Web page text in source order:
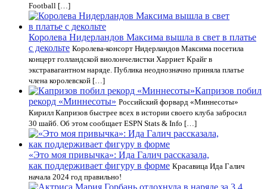
Football […]
Королева Нидерландов Максима вышла в свет в платье
с декольте Королева-консорт Нидерландов Максима посетила
концерт голландской виолончелистки Харриет Крайг в
экстравагантном наряде. Публика неоднозначно приняла платье
члена королевской […]
Капризов побил
рекорд «Миннесоты» Российский форвард «Миннесоты»
Кирилл Капризов быстрее всех в истории своего клуба забросил
30 шайб. Об этом сообщает ESPN Stats & Info […]
«Это моя привычка»: Ида Галич рассказала,
как поддерживает фигуру в форме Красавица Ида Галич
начала 2024 год правильно!